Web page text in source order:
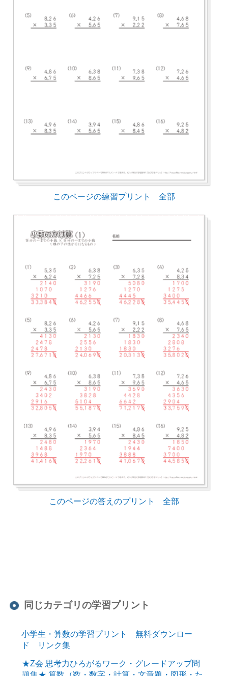
このページの練習プリント 全部
このページの答えのプリント 全部
同じカテゴリの学習プリント
小学生・算数の学習プリント 無料ダウンロー
ド リンク集
★Z会 思考力ひろがるワーク・グレードアップ問